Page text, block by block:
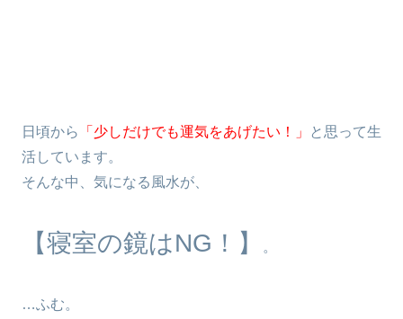
日頃から 「少しだけでも運気をあげたい！」
と思って生
活しています。
そんな中、気になる風水が、
【寝室の鏡はNG！】 。
…ふむ。